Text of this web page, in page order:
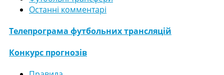
Останні комментарі
Телепрограма футбольних трансляцій
Конкурс прогнозів